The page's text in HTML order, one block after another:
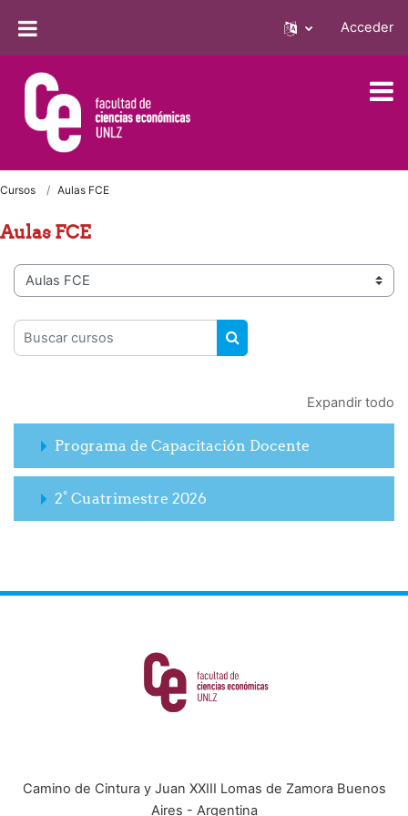
Acceder
Cursos Aulas FCE
Aulas FCE
Categorías
Buscar cursos
BUSCAR CURSOS
Expandir todo
Programa de Capacitación Docente
2° Cuatrimestre 2026
Camino de Cintura y Juan XXIII Lomas de Zamora Buenos
Aires - Argentina